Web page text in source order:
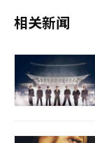
相关新闻